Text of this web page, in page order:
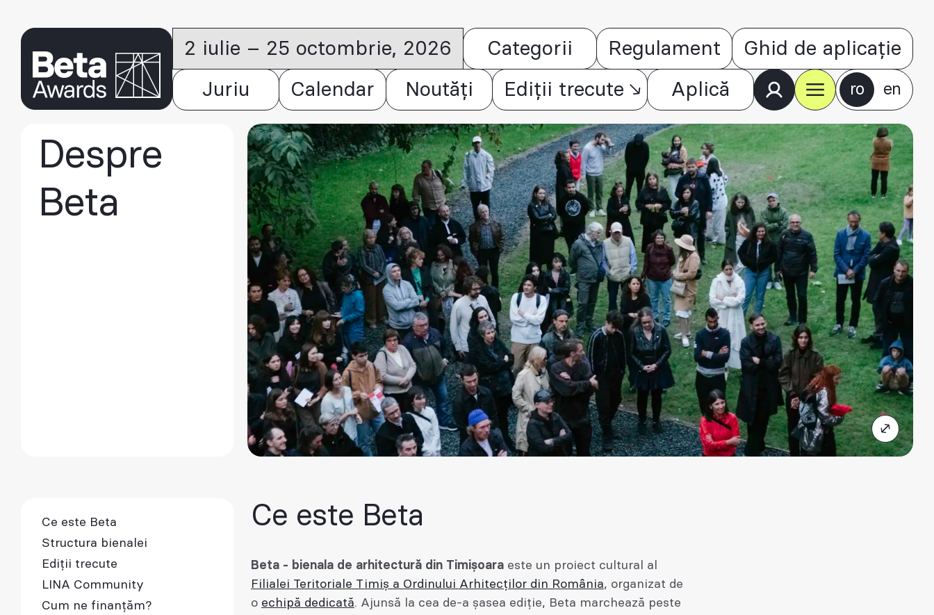
2 iulie – 25 octombrie, 2026 Categorii Regulament Ghid de aplicație
Juriu Calendar Noutăți Ediții trecute Aplică ro en
Despre
Beta
Ce este Beta
Structura bienalei
Ediții trecute
LINA Community
Cum ne finanțăm?
Ce este Beta
Beta - bienala de arhitectură din Timișoara este un proiect cultural al
Filialei Teritoriale Timiș a Ordinului Arhitecților din România, organizat de
o echipă dedicată. Ajunsă la cea de-a șasea ediție, Beta marchează peste